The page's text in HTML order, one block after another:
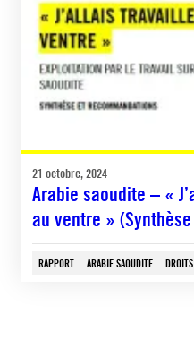
21 octobre, 2024
Arabie saoudite – «
au ventre »
RAPPORT ARABIE SAOUDITE